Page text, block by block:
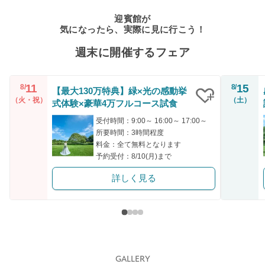
迎賓館が
気になったら、実際に見に行こう！
週末に開催するフェア
8/11
（火・祝）
【最大130万特典】緑×光の感動挙
式体験×豪華4万フルコース試食
受付時間：9:00～ 16:00～ 17:00～
所要時間：3時間程度
料金：全て無料となります
予約受付：8/10(月)まで
詳しく見る
8/15
（土）
GALLERY